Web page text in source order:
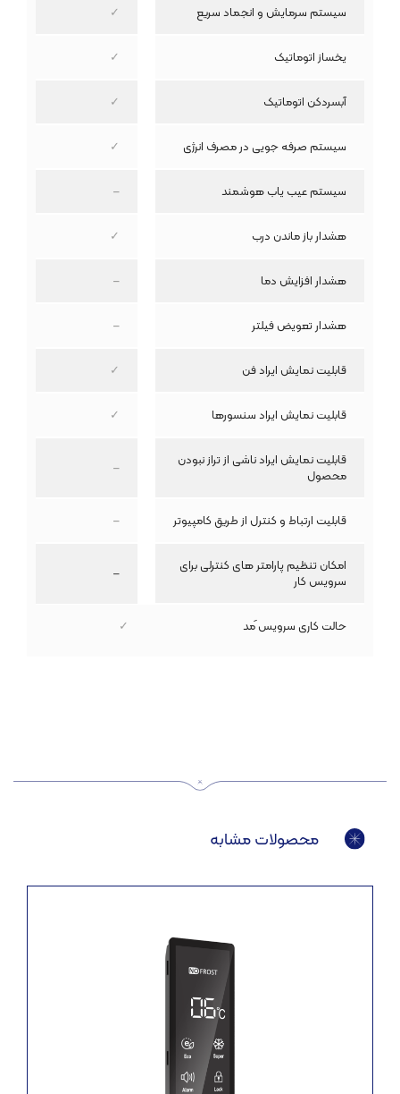
سیستم سرمایش و انجماد سریع ✓
یخساز اتوماتیک ✓
آبسردکن اتوماتیک ✓
سیستم صرفه جویی در مصرف انرژی ✓
سیستم عیب یاب هوشمند –
هشدار باز ماندن درب ✓
هشدار افزایش دما –
هشدار تعویض فیلتر –
قابلیت نمایش ایراد فن ✓
قابلیت نمایش ایراد سنسورها ✓
قابلیت نمایش ایراد ناشی از تراز نبودن
محصول –
قابلیت ارتباط و کنترل از طریق کامپیوتر –
امکان تنظیم پارامتر های کنترلی برای
سرویس کار –
حالت کاری سرویس َمد ✓
محصولات مشابه